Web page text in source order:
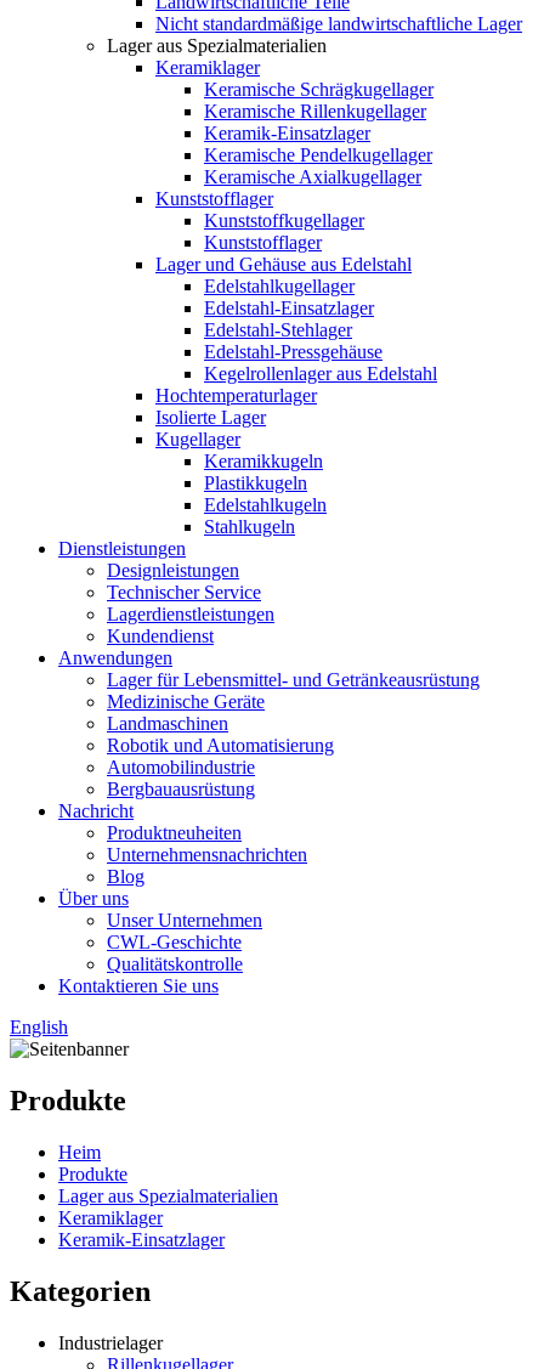
Nicht standardmäßige landwirtschaftliche Lager
Lager aus Spezialmaterialien
Keramiklager
Keramische Schrägkugellager
Keramische Rillenkugellager
Keramik-Einsatzlager
Keramische Pendelkugellager
Keramische Axialkugellager
Kunststofflager
Kunststoffkugellager
Kunststofflager
Lager und Gehäuse aus Edelstahl
Edelstahlkugellager
Edelstahl-Einsatzlager
Edelstahl-Stehlager
Edelstahl-Pressgehäuse
Kegelrollenlager aus Edelstahl
Hochtemperaturlager
Isolierte Lager
Kugellager
Keramikkugeln
Plastikkugeln
Edelstahlkugeln
Stahlkugeln
Dienstleistungen
Designleistungen
Technischer Service
Lagerdienstleistungen
Kundendienst
Anwendungen
Lager für Lebensmittel- und Getränkeausrüstung
Medizinische Geräte
Landmaschinen
Robotik und Automatisierung
Automobilindustrie
Bergbauausrüstung
Nachricht
Produktneuheiten
Unternehmensnachrichten
Blog
Über uns
Unser Unternehmen
CWL-Geschichte
Qualitätskontrolle
Kontaktieren Sie uns
English
Produkte
Heim
Produkte
Lager aus Spezialmaterialien
Keramiklager
Keramik-Einsatzlager
Kategorien
Industrielager
Rillenkugellager